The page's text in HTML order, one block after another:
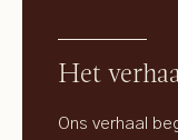
Het
Ons verhaal